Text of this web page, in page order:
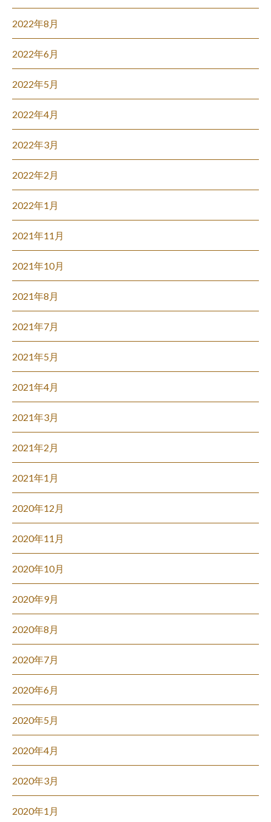
2022年8月
2022年6月
2022年5月
2022年4月
2022年3月
2022年2月
2022年1月
2021年11月
2021年10月
2021年8月
2021年7月
2021年5月
2021年4月
2021年3月
2021年2月
2021年1月
2020年12月
2020年11月
2020年10月
2020年9月
2020年8月
2020年7月
2020年6月
2020年5月
2020年4月
2020年3月
2020年1月